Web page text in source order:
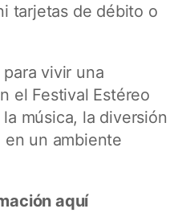
tarjetas de débito o
vivir una
el Festival Estéreo
música, la diversión
un ambiente
aquí